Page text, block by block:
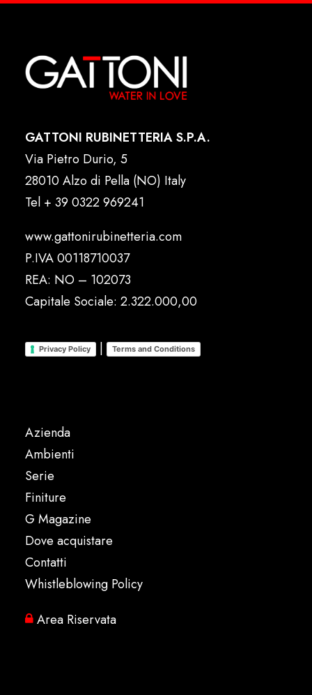
GATTONI RUBINETTERIA S.P.A.
Via Pietro Durio, 5
28010 Alzo di Pella (NO) Italy
Tel + 39 0322 969241
www.gattonirubinetteria.com
P.IVA 00118710037
REA: NO – 102073
Capitale Sociale: 2.322.000,00
Privacy Policy | Terms and Conditions
Azienda
Ambienti
Serie
Finiture
G Magazine
Dove acquistare
Contatti
Whistleblowing Policy
Area Riservata